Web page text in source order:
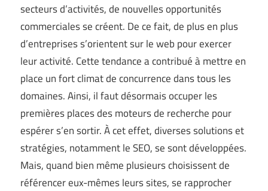
secteurs d’activités, de nouvelles opportunités
commerciales se créent. De ce fait, de plus en plus
d’entreprises s’orientent sur le web pour exercer
leur activité. Cette tendance a contribué à mettre en
place un fort climat de concurrence dans tous les
domaines. Ainsi, il faut désormais occuper les
premières places des moteurs de recherche pour
espérer s’en sortir. À cet effet, diverses solutions et
stratégies, notamment le SEO, se sont développées.
Mais, quand bien même plusieurs choisissent de
référencer eux-mêmes leurs sites, se rapprocher